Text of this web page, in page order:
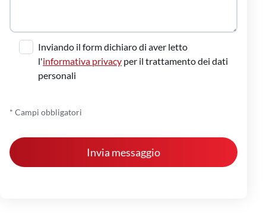
Inviando il form dichiaro di aver letto
l'informativa privacy per il trattamento dei dati
personali
* Campi obbligatori